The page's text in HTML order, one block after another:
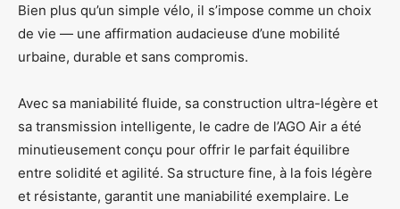
Bien plus qu’un simple vélo, il s’impose comme un choix
de vie — une affirmation audacieuse d’une mobilité
urbaine, durable et sans compromis.
Avec sa maniabilité fluide, sa construction ultra-légère et
sa transmission intelligente, le cadre de l’AGO Air a été
minutieusement conçu pour offrir le parfait équilibre
entre solidité et agilité. Sa structure fine, à la fois légère
et résistante, garantit une maniabilité exemplaire. Le